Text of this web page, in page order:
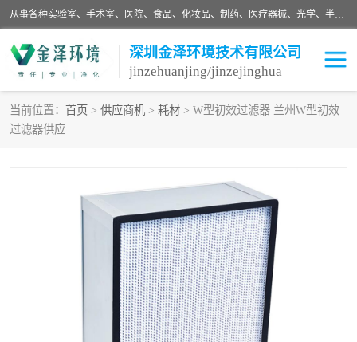
从事各种实验室、手术室、医院、食品、化妆品、制药、医疗器械、光学、半导体、精密电子等无尘车间行业的洁净车间装修设计、净化设备、恒温恒湿空调的设计制作与安装、净化系统工程项目施工及其技术支持服务。
深圳金泽环境技术有限公司
jinzehuanjing/jinzejinghua
当前位置： 首页 > 供应商机 > 耗材 > W型初效过滤器 兰州W型初效
过滤器供应
耗材
实验室净化
手术室净化 GMP车间净化
生命工程
食品饮料
光电车间